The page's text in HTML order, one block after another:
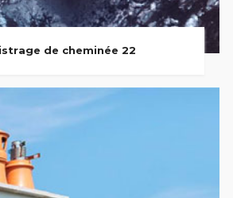
de cheminée 22